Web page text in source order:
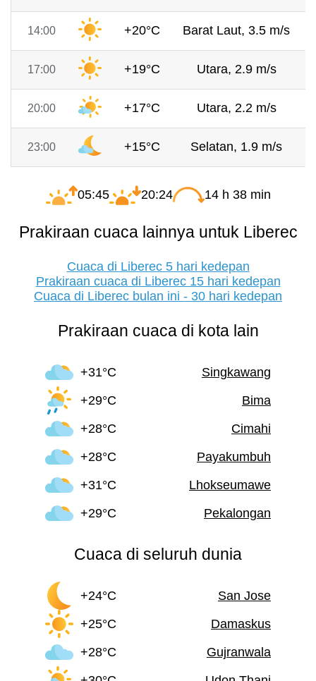
14:00 +20°C Barat Laut, 3.5 m/s
17:00 +19°C Utara, 2.9 m/s
20:00 +17°C Utara, 2.2 m/s
23:00 +15°C Selatan, 1.9 m/s
05:45 20:24 14 h 38 min
Prakiraan cuaca lainnya untuk Liberec
Cuaca di Liberec 5 hari kedepan
Prakiraan cuaca di Liberec 15 hari kedepan
Cuaca di Liberec bulan ini - 30 hari kedepan
Prakiraan cuaca di kota lain
+31°C
Singkawang
+29°C
Bima
+28°C
Cimahi
+28°C
Payakumbuh
+31°C
Lhokseumawe
+29°C
Pekalongan
Cuaca di seluruh dunia
+24°C
San Jose
+25°C
Damaskus
+28°C
Gujranwala